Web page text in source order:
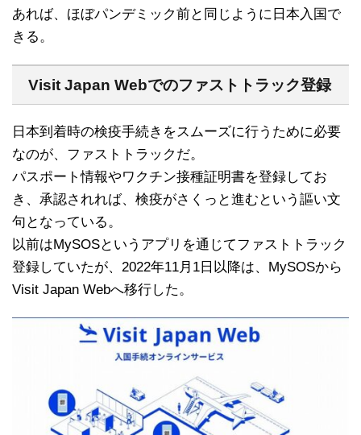
あれば、ほぼパンデミック前と同じように日本入国で
きる。
Visit Japan Webでのファストトラック登録
日本到着時の検疫手続きをスムーズに行うために必要
なのが、ファストトラックだ。
パスポート情報やワクチン接種証明書を登録してお
き、承認されれば、検疫がさくっと進むという謳い文
句となっている。
以前はMySOSというアプリを通じてファストトラック
登録していたが、2022年11月1日以降は、MySOSから
Visit Japan Webへ移行した。